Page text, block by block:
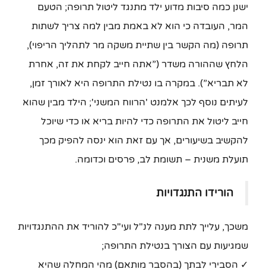
ישנן כמה סיבות מדוע ילד מתנגד ליטול תרופה; הטעם
המר, העובדה כי הוא לא באמת מבין למה צריך לשתות
תרופה (מה הקשר בין שתיית משקה מר לתהליך הריפוי),
הלחץ שההורה משדר (”אתה חייב לקחת את זה, אחרת
לא תבריא”). במקרה בו נטילת התרופה היא לאורך זמן,
לעיתים נוסף לכך אלמנט 'הרווח המשני'; הילד מבין שהוא
חייב ליטול את התרופה כדי להיות בריא או כדי שיוכל
להקשיב בשיעורים, אך עם זאת הוא ינסה להפיק מכך
תועלת משנית – תשומת לב, פרסים וכדומה.
הורידו התנגדויות
משכך, עלייך לתת מענה לנ"ל ועי"כ להוריד את ההתנגדויות
שמגיעות עם הצורך בנטילת התרופה;
✓ הסבירי לבתך (בהסבר מותאם) מהי המחלה שהיא